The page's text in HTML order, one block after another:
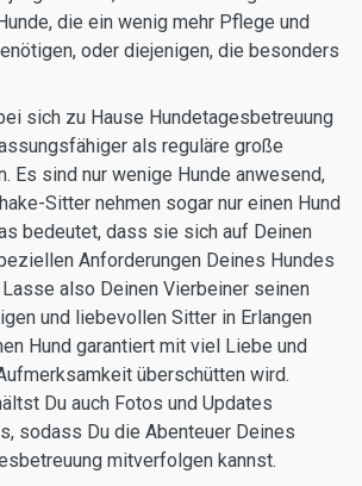
die ein wenig mehr Pflege und
oder diejenigen, die besonders
sich zu Hause Hundetagesbetreuung
als reguläre große
Es sind nur wenige Hunde anwesend,
Sitter nehmen sogar nur einen Hund
bedeutet, dass sie sich auf Deinen
Anforderungen Deines Hundes
also Deinen Vierbeiner seinen
und liebevollen Sitter in Erlangen
Hund garantiert mit viel Liebe und
überschütten wird.
Du auch Fotos und Updates
sodass Du die Abenteuer Deines
mitverfolgen kannst.